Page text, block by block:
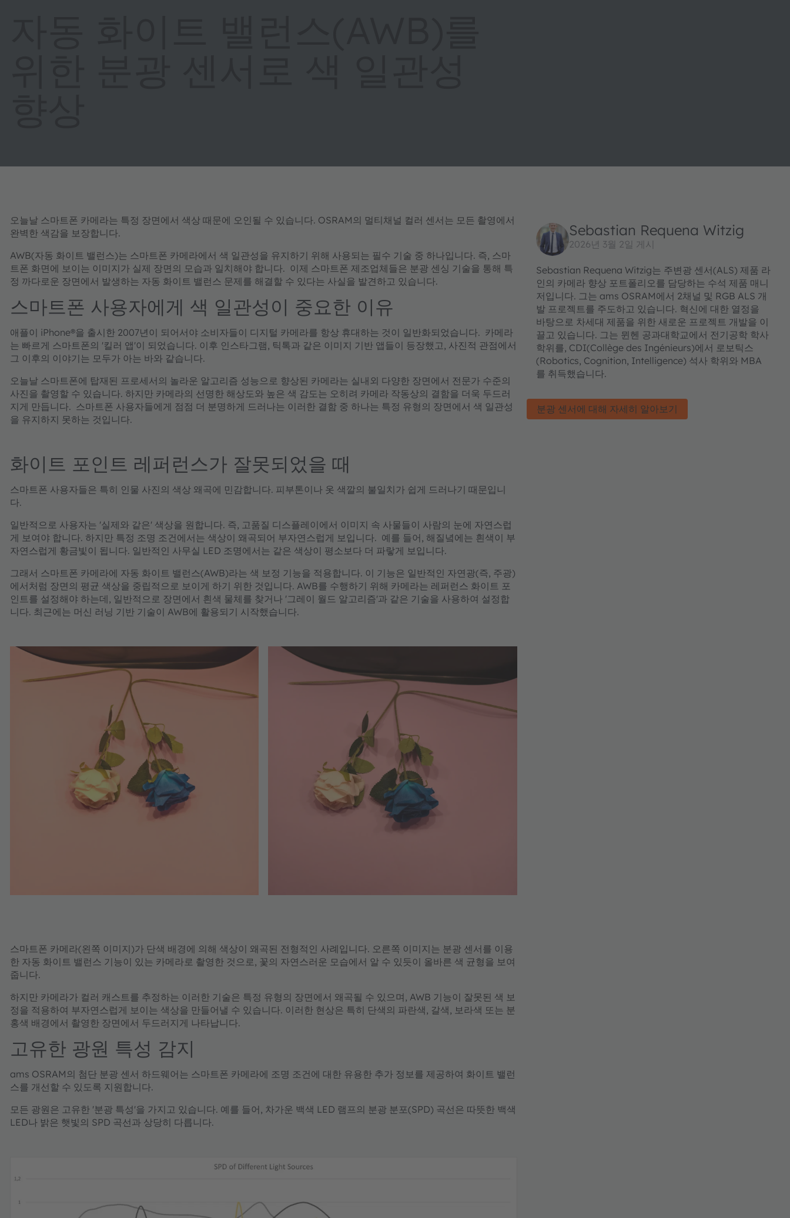
오늘날 스마트폰 카메라는 특정 장면에서 색상 때문에 오인될 수 있습니다. OSRAM의 멀티채널 컬러 센서는 모든 촬영에서
완벽한 색감을 보장합니다.
AWB(자동 화이트 밸런스)는 스마트폰 카메라에서 색 일관성을 유지하기 위해 사용되는 필수 기술 중 하나입니다. 즉, 스마
트폰 화면에 보이는 이미지가 실제 장면의 모습과 일치해야 합니다. 이제 스마트폰 제조업체들은 분광 센싱 기술을 통해 특
정 까다로운 장면에서 발생하는 자동 화이트 밸런스 문제를 해결할 수 있다는 사실을 발견하고 있습니다.
스마트폰 사용자에게 색 일관성이 중요한 이유
애플이 iPhone®을 출시한 2007년이 되어서야 소비자들이 디지털 카메라를 항상 휴대하는 것이 일반화되었습니다. 카메라
는 빠르게 스마트폰의 '킬러 앱'이 되었습니다. 이후 인스타그램, 틱톡과 같은 이미지 기반 앱들이 등장했고, 사진적 관점에서
그 이후의 이야기는 모두가 아는 바와 같습니다.
오늘날 스마트폰에 탑재된 프로세서의 놀라운 알고리즘 성능으로 향상된 카메라는 실내외 다양한 장면에서 전문가 수준의
사진을 촬영할 수 있습니다. 하지만 카메라의 선명한 해상도와 높은 색 감도는 오히려 카메라 작동상의 결함을 더욱 두드러
지게 만듭니다. 스마트폰 사용자들에게 점점 더 분명하게 드러나는 이러한 결함 중 하나는 특정 유형의 장면에서 색 일관성
을 유지하지 못하는 것입니다.
화이트 포인트 레퍼런스가 잘못되었을 때
스마트폰 사용자들은 특히 인물 사진의 색상 왜곡에 민감합니다. 피부톤이나 옷 색깔의 불일치가 쉽게 드러나기 때문입니
다.
일반적으로 사용자는 '실제와 같은' 색상을 원합니다. 즉, 고품질 디스플레이에서 이미지 속 사물들이 사람의 눈에 자연스럽
게 보여야 합니다. 하지만 특정 조명 조건에서는 색상이 왜곡되어 부자연스럽게 보입니다. 예를 들어, 해질녘에는 흰색이 부
자연스럽게 황금빛이 됩니다. 일반적인 사무실 LED 조명에서는 같은 색상이 평소보다 더 파랗게 보입니다.
그래서 스마트폰 카메라에 자동 화이트 밸런스(AWB)라는 색 보정 기능을 적용합니다. 이 기능은 일반적인 자연광(즉, 주광)
에서처럼 장면의 평균 색상을 중립적으로 보이게 하기 위한 것입니다. AWB를 수행하기 위해 카메라는 레퍼런스 화이트 포
인트를 설정해야 하는데, 일반적으로 장면에서 흰색 물체를 찾거나 '그레이 월드 알고리즘'과 같은 기술을 사용하여 설정합
니다. 최근에는 머신 러닝 기반 기술이 AWB에 활용되기 시작했습니다.
스마트폰 카메라(왼쪽 이미지)가 단색 배경에 의해 색상이 왜곡된 전형적인 사례입니다. 오른쪽 이미지는 분광 센서를 이용
한 자동 화이트 밸런스 기능이 있는 카메라로 촬영한 것으로, 꽃의 자연스러운 모습에서 알 수 있듯이 올바른 색 균형을 보여
줍니다.
하지만 카메라가 컬러 캐스트를 추정하는 이러한 기술은 특정 유형의 장면에서 왜곡될 수 있으며, AWB 기능이 잘못된 색 보
정을 적용하여 부자연스럽게 보이는 색상을 만들어낼 수 있습니다. 이러한 현상은 특히 단색의 파란색, 갈색, 보라색 또는 분
홍색 배경에서 촬영한 장면에서 두드러지게 나타납니다.
고유한 광원 특성 감지
ams OSRAM의 첨단 분광 센서 하드웨어는 스마트폰 카메라에 조명 조건에 대한 유용한 추가 정보를 제공하여 화이트 밸런
스를 개선할 수 있도록 지원합니다.
모든 광원은 고유한 '분광 특성'을 가지고 있습니다. 예를 들어, 차가운 백색 LED 램프의 분광 분포(SPD) 곡선은 따뜻한 백색
LED나 밝은 햇빛의 SPD 곡선과 상당히 다릅니다.
Sebastian Requena Witzig
2026년 3월 2일 게시
Sebastian Requena Witzig는 주변광 센서(ALS) 제품 라
인의 카메라 향상 포트폴리오를 담당하는 수석 제품 매니
저입니다. 그는 ams OSRAM에서 2채널 및 RGB ALS 개
발 프로젝트를 주도하고 있습니다. 혁신에 대한 열정을
바탕으로 차세대 제품을 위한 새로운 프로젝트 개발을 이
끌고 있습니다. 그는 뮌헨 공과대학교에서 전기공학 학사
학위를, CDI(Collège des Ingénieurs)에서 로보틱스
(Robotics, Cognition, Intelligence) 석사 학위와 MBA
를 취득했습니다.
분광 센서에 대해 자세히 알아보기